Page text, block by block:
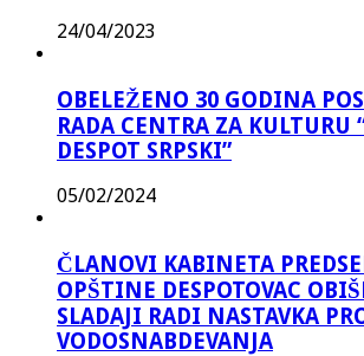
24/04/2023
OBELEŽENO 30 GODINA
RADA CENTRA ZA KULTURU
DESPOT SRPSKI”
05/02/2024
ČLANOVI KABINETA
OPŠTINE DESPOTOVAC
SLADAJI RADI NASTAVKA
VODOSNABDEVANJA